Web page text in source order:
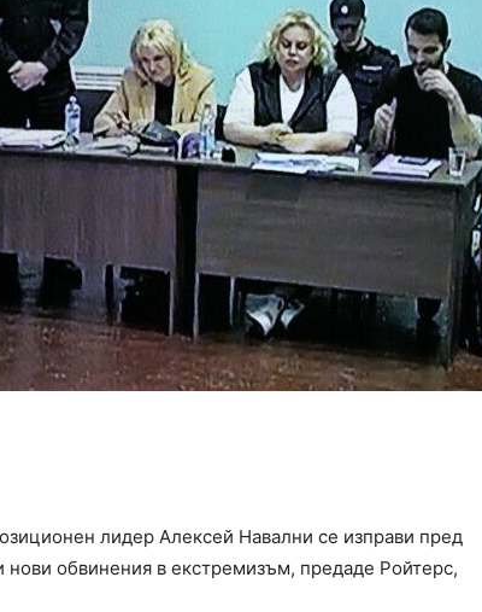
лидер Алексей Навални се изправи пред
нови обвинения в екстремизъм, предаде Ройтерс,